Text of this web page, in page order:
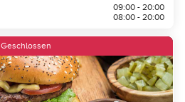
09:00 - 20:00
08:00 - 20:00
Geschlossen